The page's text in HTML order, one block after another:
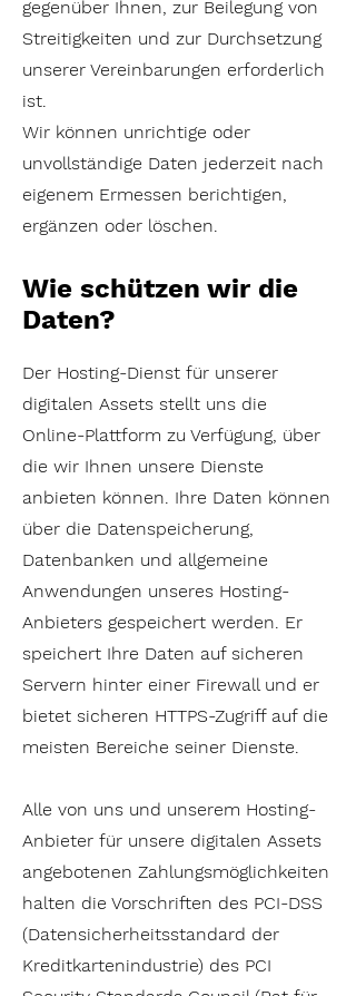
gegenüber Ihnen, zur Beilegung von
Streitigkeiten und zur Durchsetzung
unserer Vereinbarungen erforderlich
ist.
Wir können unrichtige oder
unvollständige Daten jederzeit nach
eigenem Ermessen berichtigen,
ergänzen oder löschen.
Wie schützen wir die
Daten?
Der Hosting-Dienst für unserer
digitalen Assets stellt uns die
Online-Plattform zu Verfügung, über
die wir Ihnen unsere Dienste
anbieten können. Ihre Daten können
über die Datenspeicherung,
Datenbanken und allgemeine
Anwendungen unseres Hosting-
Anbieters gespeichert werden. Er
speichert Ihre Daten auf sicheren
Servern hinter einer Firewall und er
bietet sicheren HTTPS-Zugriff auf die
meisten Bereiche seiner Dienste.
Alle von uns und unserem Hosting-
Anbieter für unsere digitalen Assets
angebotenen Zahlungsmöglichkeiten
halten die Vorschriften des PCI-DSS
(Datensicherheitsstandard der
Kreditkartenindustrie) des PCI